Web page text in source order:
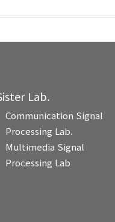
Lab.
Communication Signal
Processing Lab.
Multimedia Signal
Processing Lab